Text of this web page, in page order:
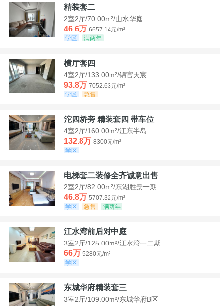
精装套二
2室2厅/70.00m²/山水华庭
46.6万 6657.14元/m²
学区
满两年
横厅套四
4室2厅/133.00m²/锦官天宸
93.8万 7052.63元/m²
学区
急售
沱四桥旁 精装套四 带车位
4室2厅/160.00m²/江东半岛
132.8万 8300元/m²
学区
电梯套二装修全齐诚意出售
2室2厅/82.00m²/东湖胜景一期
46.8万 5707.32元/m²
学区
急售 满两年
江水湾前后对中庭
3室2厅/125.00m²/江水湾一二期
66万 5280元/m²
学区
东城华府精装套三
3室2厅/109.00m²/东城华府B区